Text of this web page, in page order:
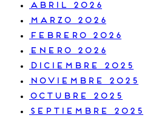
abril 2026
marzo 2026
febrero 2026
enero 2026
diciembre 2025
noviembre 2025
octubre 2025
septiembre 2025